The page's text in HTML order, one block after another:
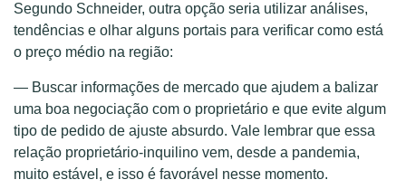
Segundo Schneider, outra opção seria utilizar análises,
tendências e olhar alguns portais para verificar como está
o preço médio na região:
— Buscar informações de mercado que ajudem a balizar
uma boa negociação com o proprietário e que evite algum
tipo de pedido de ajuste absurdo. Vale lembrar que essa
relação proprietário-inquilino vem, desde a pandemia,
muito estável, e isso é favorável nesse momento.